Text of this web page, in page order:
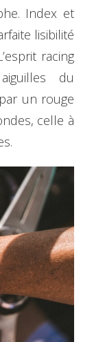
Index et
lisibilité
racing
du
un rouge
celle à